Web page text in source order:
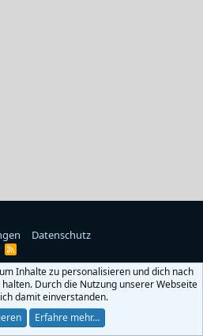
Datenschutz
R
SInhalte zu personalisieren und dich nach
Durch die Nutzung unserer Webseite
damit einverstanden.
Erfahre mehr…